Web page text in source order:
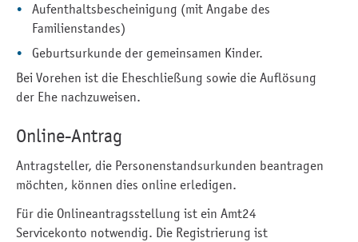
Aufenthaltsbescheinigung (mit Angabe des
Familienstandes)
Geburtsurkunde der gemeinsamen Kinder.
Bei Vorehen ist die Eheschließung sowie die Auflösung
der Ehe nachzuweisen.
Online-Antrag
Antragsteller, die Personenstandsurkunden beantragen
möchten, können dies online erledigen.
Für die Onlineantragsstellung ist ein Amt24
Servicekonto notwendig. Die Registrierung ist